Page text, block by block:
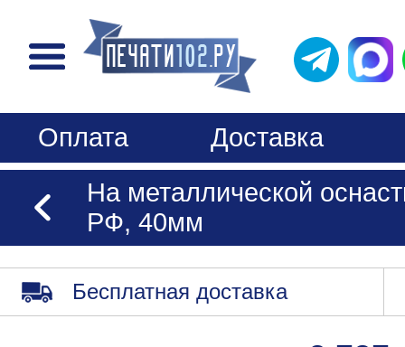
Оплата
Доставка
На металлической
РФ, 40мм
Бесплатная доставка